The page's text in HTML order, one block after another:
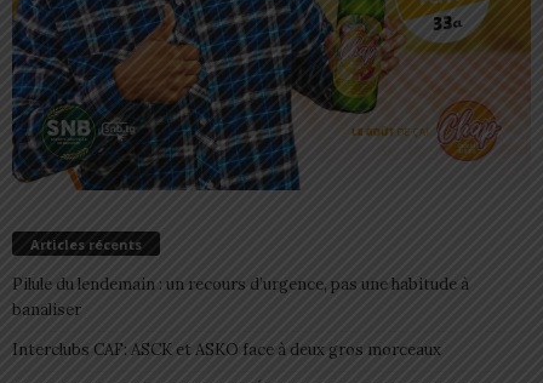
Articles récents
Pilule du lendemain : un recours d’urgence, pas une habitude à
banaliser
Interclubs CAF: ASCK et ASKO face à deux gros morceaux